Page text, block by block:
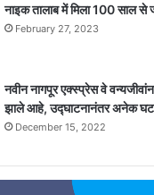
नाइक तालाब में मिला 100 साल से
February 27, 2023
नवीन नागपूर एक्स्प्रेस वे
झाले आहे, उद्घाटनानंतर अनेक
December 15, 2022